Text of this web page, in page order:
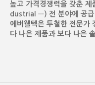
높고 가격경쟁력을 갖춘
dustrial …) 전 분야에 공급
에버웰텍은 투철한 전문가
다 나은 제품과 보다 나은
[공지][Mean Well 제품 전품목]